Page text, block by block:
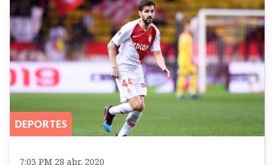
DEPORTES
7:03 PM 28 abr. 2020